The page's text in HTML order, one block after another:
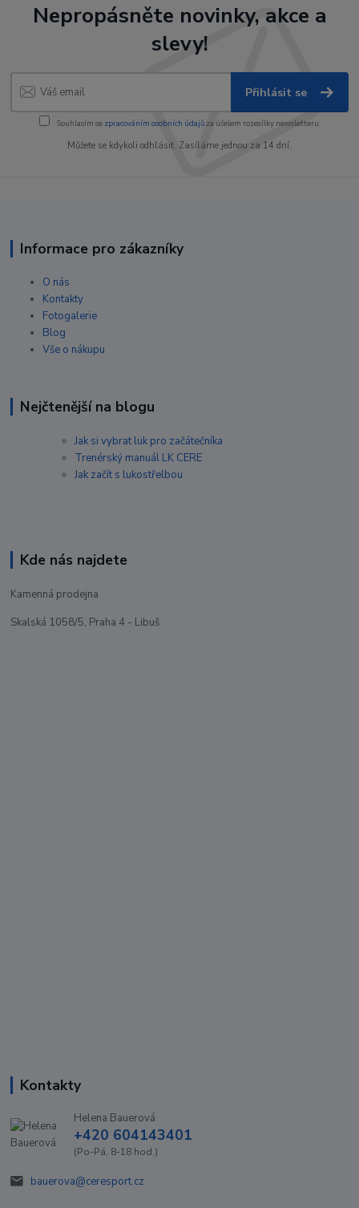
Nepropásněte novinky, akce a
slevy!
Přihlásit se
Souhlasím se zpracováním osobních údajůza účelem rozesílky newsletteru.
Můžete se kdykoli odhlásit. Zasíláme jednou za 14 dní.
Informace pro zákazníky
O nás
Kontakty
Fotogalerie
Blog
Vše o nákupu
Nejčtenější na blogu
Jak si vybrat luk pro začátečníka
Trenérský manuál LK CERE
Jak začít s lukostřelbou
Kde nás najdete
Kamenná prodejna
Skalská 1058/5, Praha 4 - Libuš
Kontakty
Helena Bauerová
+420 604143401
(Po-Pá, 8-18 hod.)
bauerova@ceresport.cz